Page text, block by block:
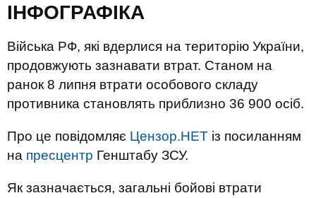
ІНФОГРАФІКА
Війська РФ, які вдерлися на територію України,
продовжують зазнавати втрат. Станом на
ранок 8 липня втрати особового складу
противника становлять приблизно 36 900 осіб.
Про це повідомляє Цензор.НЕТ із посиланням
на пресцентр Генштабу ЗСУ.
Як зазначається, загальні бойові втрати